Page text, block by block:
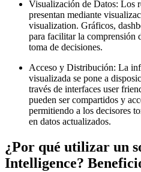
Visualización de Datos: Los
presentan mediante
visualization. Gráficos,
para facilitar la comprensión
toma de decisiones.
Acceso y Distribución: La
visualizada se pone a
través de interfaces user
pueden ser compartidos y
permitiendo a los decisores
en datos actualizados.
¿Por qué utilizar un
Intelligence?